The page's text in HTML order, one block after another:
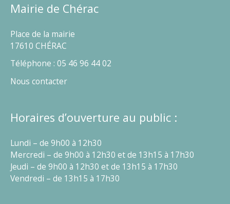
Mairie de Chérac
Place de la mairie
17610 CHÉRAC
Téléphone : 05 46 96 44 02
Nous contacter
Horaires d’ouverture au public :
Lundi – de 9h00 à 12h30
Mercredi – de 9h00 à 12h30 et de 13h15 à 17h30
Jeudi – de 9h00 à 12h30 et de 13h15 à 17h30
Vendredi – de 13h15 à 17h30